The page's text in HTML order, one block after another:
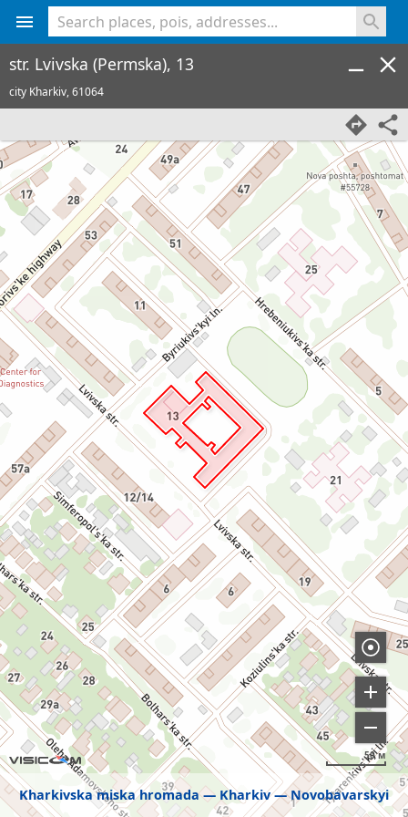
Kharkivska miska hromada Kharkiv Novobavarskyi
50 м
str. Lvivska (Permska), 13
city Kharkiv,61064
<% console.log(hcard) %>